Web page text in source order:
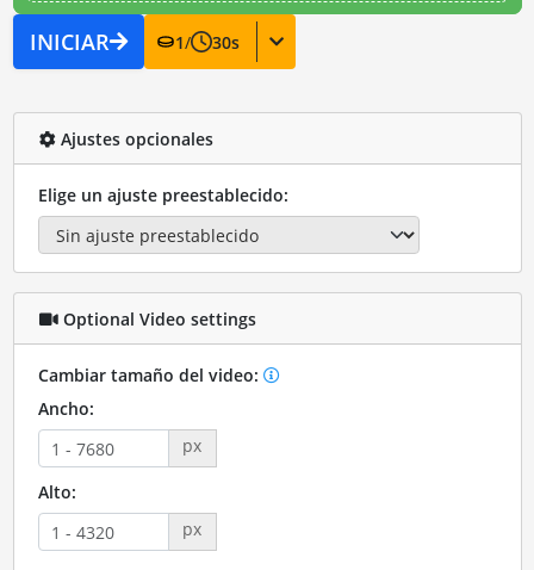
INICIAR 1/ 30s
Ajustes opcionales
Elige un ajuste preestablecido:
Optional Video settings
Cambiar tamaño del video:
Ancho:
px
Alto:
px